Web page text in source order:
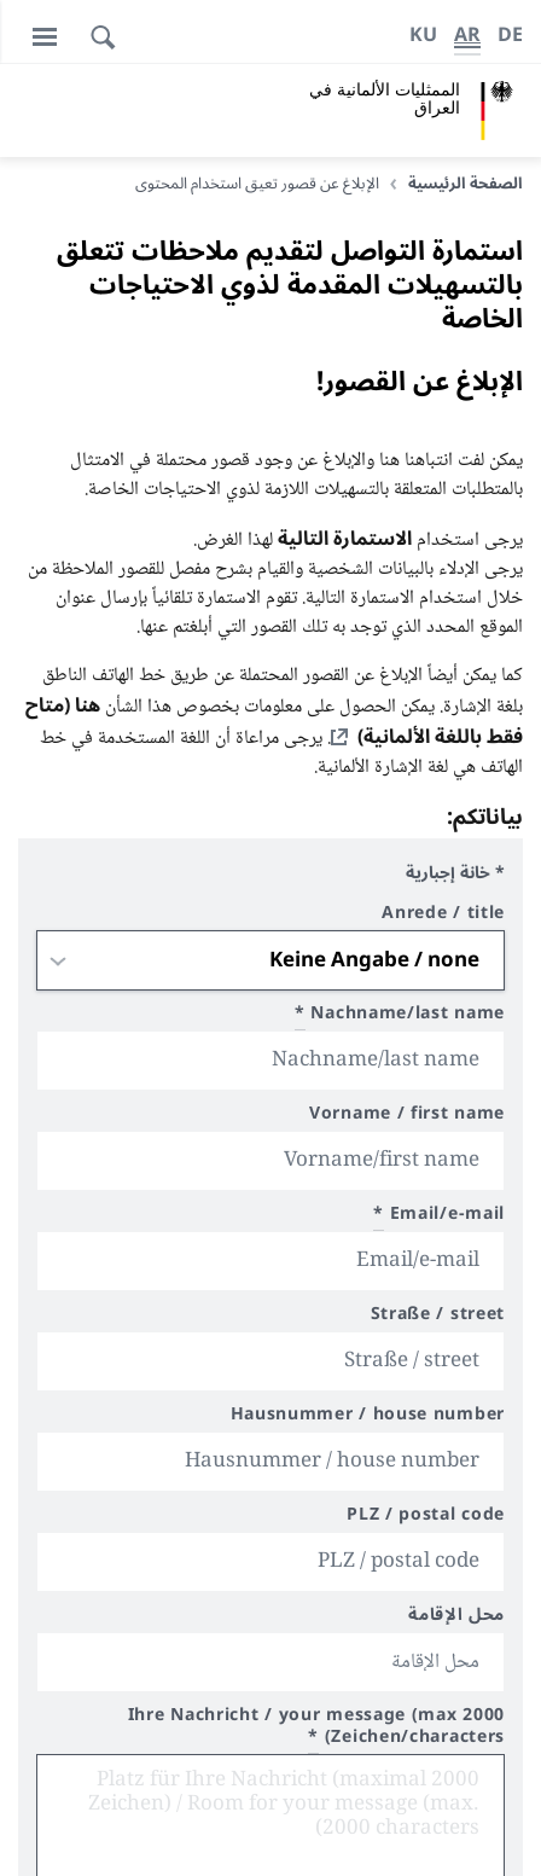
الممثليات الألمانية في
العراق
DE
AR
KU
الصفحة الرئيسية الإبلاغ عن قصور تعيق استخدام المحتوى
استمارة التواصل لتقديم ملاحظات تتعلق
بالتسهيلات المقدمة لذوي الاحتياجات
الخاصة
الإبلاغ عن القصور!
يمكن لفت انتباهنا هنا والإبلاغ عن وجود قصور محتملة في الامتثال
بالمتطلبات المتعلقة بالتسهيلات اللازمة لذوي الاحتياجات الخاصة.
يرجى استخدامالاستمارة التاليةلهذا الغرض.
يرجى الإدلاء بالبيانات الشخصية والقيام بشرح مفصل للقصور الملاحظة من
خلال استخدام الاستمارة التالية. تقوم الاستمارة تلقائياً بإرسال عنوان
الموقع المحدد الذي توجد به تلك القصور التي أبلغتم عنها.
كما يمكن أيضاً الإبلاغ عن القصور المحتملة عن طريق خط الهاتف الناطق
بلغة الإشارة. يمكن الحصول على معلومات بخصوص هذا الشأنهنا (متاح
فقط باللغة الألمانية)
. يرجى مراعاة أن اللغة المستخدمة في خط
الهاتف هي لغة الإشارة الألمانية.
بياناتكم:
* خانة إجبارية
Anrede / title
Nachname/last name
*
Vorname / first name
Email/e-mail
*
Straße / street
Hausnummer / house number
PLZ / postal code
محل الإقامة
Ihre Nachricht / your message (max 2000
Zeichen/characters)
*